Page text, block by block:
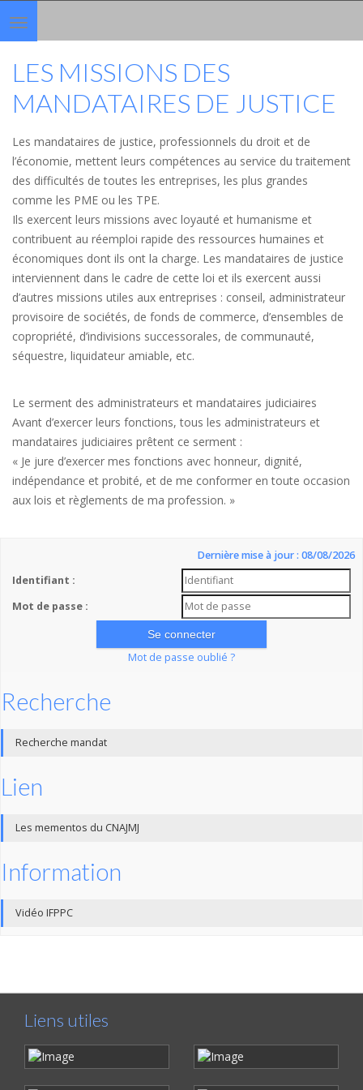
Toggle
navigation
LES MISSIONS DES
MANDATAIRES DE JUSTICE
Les mandataires de justice, professionnels du droit et de
l’économie, mettent leurs compétences au service du traitement
des difficultés de toutes les entreprises, les plus grandes
comme les PME ou les TPE.
Ils exercent leurs missions avec loyauté et humanisme et
contribuent au réemploi rapide des ressources humaines et
économiques dont ils ont la charge. Les mandataires de justice
interviennent dans le cadre de cette loi et ils exercent aussi
d’autres missions utiles aux entreprises : conseil, administrateur
provisoire de sociétés, de fonds de commerce, d’ensembles de
copropriété, d’indivisions successorales, de communauté,
séquestre, liquidateur amiable, etc.
Le serment des administrateurs et mandataires judiciaires
Avant d’exercer leurs fonctions, tous les administrateurs et
mandataires judiciaires prêtent ce serment :
« Je jure d’exercer mes fonctions avec honneur, dignité,
indépendance et probité, et de me conformer en toute occasion
aux lois et règlements de ma profession. »
Dernière mise à jour : 08/08/2026
Identifiant :
Mot de passe :
Mot de passe oublié ?
Recherche
Recherche mandat
Lien
Les mementos du CNAJMJ
Information
Vidéo IFPPC
Liens utiles